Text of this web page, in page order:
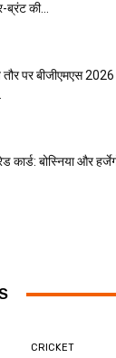
ब्रंट की...
पर बीजीएमएस
कार्ड: बोस्निया और
CRICKET